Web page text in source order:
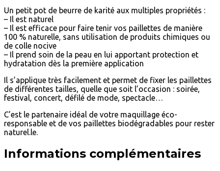
Un petit pot de beurre de karité aux multiples propriétés :
– Il est naturel
– Il est efficace pour faire tenir vos paillettes de manière
100 % naturelle, sans utilisation de produits chimiques ou
de colle nocive
– Il prend soin de la peau en lui apportant protection et
hydratation dès la première application
Il s’applique très facilement et permet de fixer les paillettes
de différentes tailles, quelle que soit l’occasion : soirée,
festival, concert, défilé de mode, spectacle…
C’est le partenaire idéal de votre maquillage éco-
responsable et de vos paillettes biodégradables pour rester
naturel.le.
Informations complémentaires